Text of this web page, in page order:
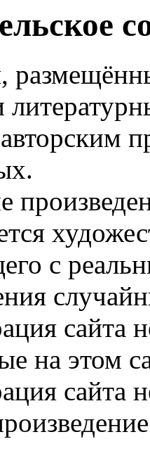
с
сайта
на этом
сайта